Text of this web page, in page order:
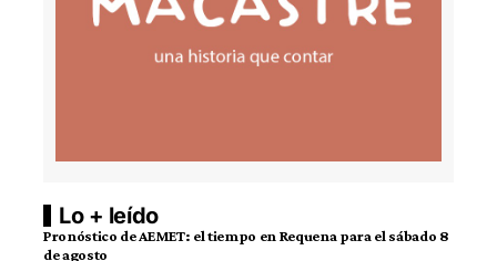
Lo + leído
Pronóstico de AEMET: el tiempo en Requena para el sábado 8
de agosto